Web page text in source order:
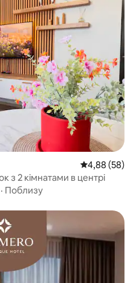
Середня
4,88 (58)
з 2 кімнатами в центрі
· Поблизу